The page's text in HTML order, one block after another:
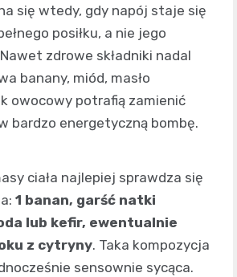
się wtedy, gdy napój staje się
posiłku, a nie jego
zdrowe składniki nadal
banany, miód, masło
owocowy potrafią zamienić
bardzo energetyczną bombę.
ciała najlepiej sprawdza się
1 banan, garść natki
lub kefir, ewentualnie
z cytryny. Taka kompozycja
sensownie sycąca.